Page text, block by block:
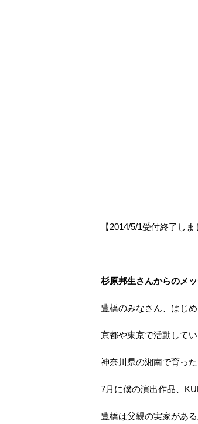
【2014/5/1受付終了しま
杉原邦生さんからのメ
豊橋のみなさん、はじめ
京都や東京で活動して
神奈川県の湘南で育っ
7月に僕の演出作品、
豊橋は父親の実家があ